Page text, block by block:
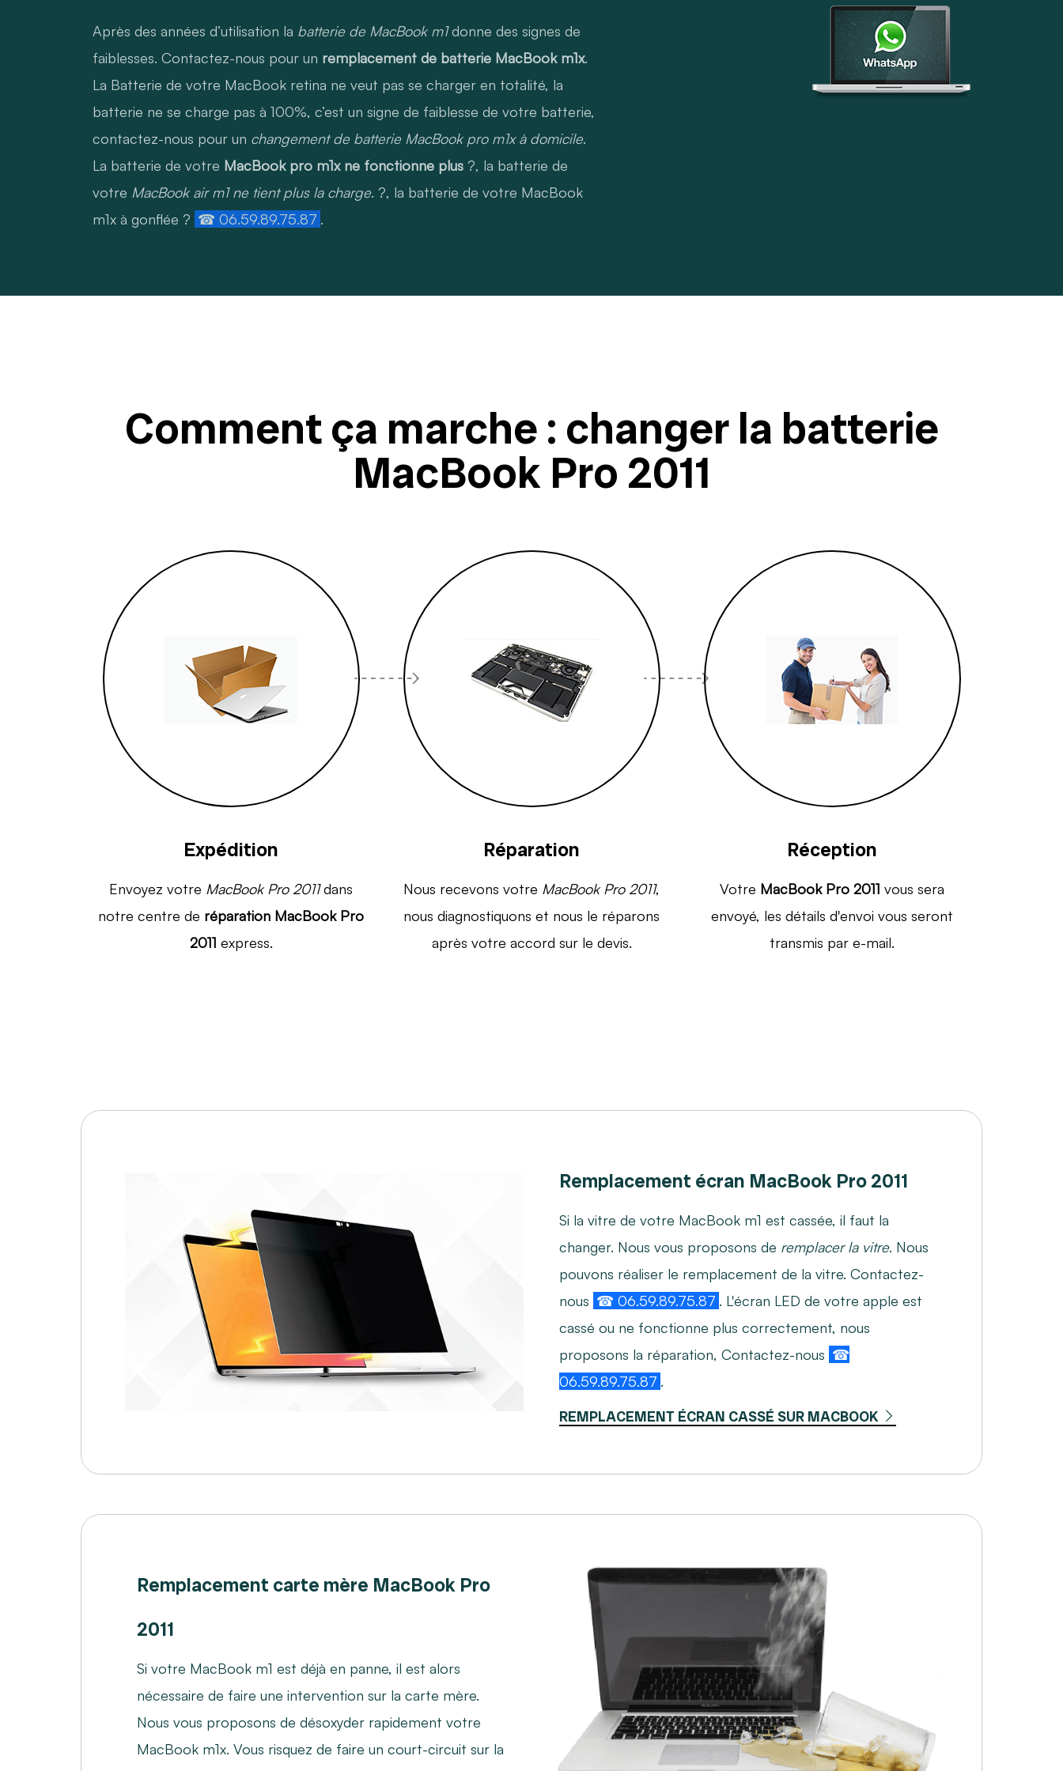
Après des années d’utilisation la batterie de MacBook m1donne des signes de
faiblesses. Contactez-nous pour un remplacement de batterie MacBook m1x.
La Batterie de votre MacBook retina ne veut pas se charger en totalité, la
batterie ne se charge pas à 100%, c’est un signe de faiblesse de votre batterie,
contactez-nous pour un changement de batterie MacBook pro m1x à domicile.
La batterie de votre MacBook pro m1x ne fonctionne plus ?, la batterie de
votre MacBook air m1 ne tient plus la charge. ?, la batterie de votre MacBook
m1x à gonflée ? ☎ 06.59.89.75.87 .
Comment ça marche : changer la batterie
MacBook Pro 2011
Expédition
Envoyez votre MacBook Pro 2011dans
notre centre de réparation MacBook Pro
2011 express.
Réparation
Nous recevons votre MacBook Pro 2011,
nous diagnostiquons et nous le réparons
après votre accord sur le devis.
Réception
Votre MacBook Pro 2011 vous sera
envoyé, les détails d'envoi vous seront
transmis par e-mail.
Remplacement écran MacBook Pro 2011
Si la vitre de votre MacBook m1 est cassée, il faut la
changer. Nous vous proposons de remplacer la vitre. Nous
pouvons réaliser le remplacement de la vitre. Contactez-
nous ☎ 06.59.89.75.87 . L'écran LED de votre apple est
cassé ou ne fonctionne plus correctement, nous
proposons la réparation, Contactez-nous ☎
06.59.89.75.87 .
REMPLACEMENT ÉCRAN CASSÉ SUR MACBOOK
Remplacement carte mère MacBook Pro
2011
Si votre MacBook m1 est déjà en panne, il est alors
nécessaire de faire une intervention sur la carte mère.
Nous vous proposons de désoxyder rapidement votre
MacBook m1x. Vous risquez de faire un court-circuit sur la